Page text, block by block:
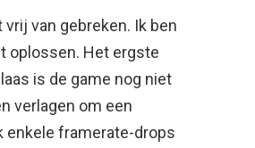
van gebreken. Ik ben
oplossen. Het ergste
is de game nog niet
verlagen om een
enkele framerate-drops